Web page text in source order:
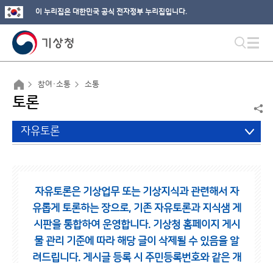
이 누리집은 대한민국 공식 전자정부 누리집입니다.
참여·소통 소통
토론
자유토론
자유토론은 기상업무 또는 기상지식과 관련해서 자
유롭게 토론하는 장으로, 기존 자유토론과 지식샘 게
시판을 통합하여 운영합니다. 기상청 홈페이지 게시
물 관리 기준에 따라 해당 글이 삭제될 수 있음을 알
려드립니다. 게시글 등록 시 주민등록번호와 같은 개